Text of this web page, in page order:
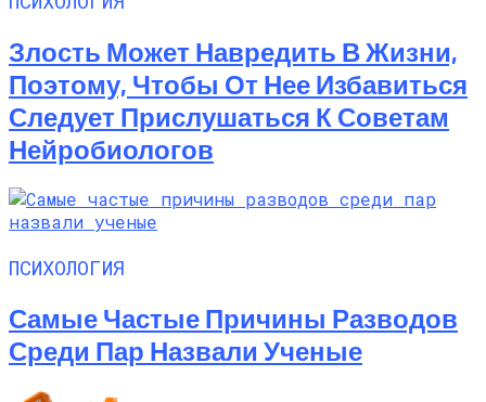
Злость Может Навредить В Жизни,
Поэтому, Чтобы От Нее Избавиться
Следует Прислушаться К Советам
Нейробиологов
ПСИХОЛОГИЯ
Самые Частые Причины Разводов
Среди Пар Назвали Ученые